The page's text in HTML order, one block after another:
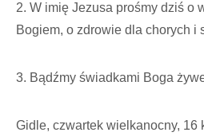
2. W imię Jezusa prośmy dziś o
Bogiem, o zdrowie dla chorych i
3. Bądźmy świadkami Boga
Gidle, czwartek wielkanocny, 16